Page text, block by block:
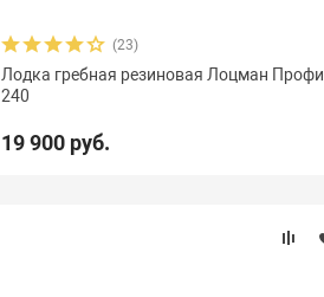
(23)
Лодка гребная резиновая Лоцман Профи
240
19 900 руб.